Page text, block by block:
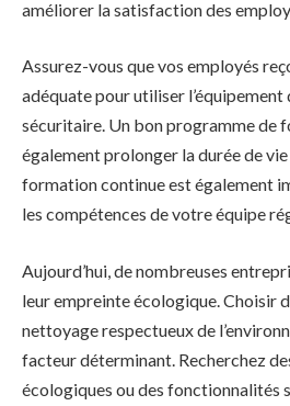
améliorer la satisfaction des
Assurez-vous que vos employés
adéquate pour utiliser
sécuritaire. Un bon programme de
également prolonger la durée de
formation continue est également
les compétences de votre équipe
Aujourd’hui, de nombreuses
leur empreinte écologique. Choisir
nettoyage respectueux de
facteur déterminant. Recherchez
écologiques ou des fonctionnalités